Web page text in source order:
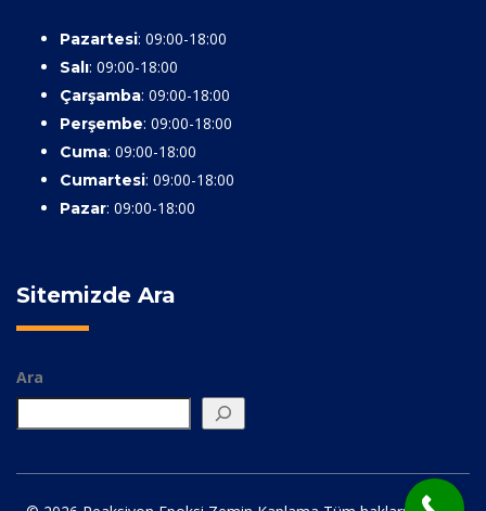
Pazartesi: 09:00-18:00
Salı: 09:00-18:00
Çarşamba: 09:00-18:00
Perşembe: 09:00-18:00
Cuma: 09:00-18:00
Cumartesi: 09:00-18:00
Pazar: 09:00-18:00
Sitemizde Ara
Ara